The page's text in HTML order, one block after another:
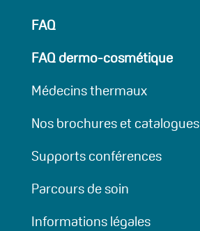
FAQ
FAQ dermo-cosmétique
Médecins thermaux
Nos brochures et catalogues
Supports conférences
Parcours de soin
Informations légales